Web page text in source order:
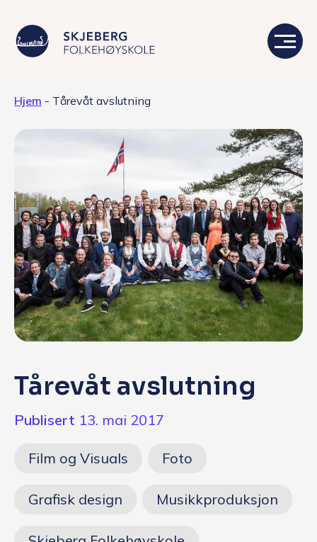
Livet på skolen
Skolen
Kontakt
Valgfag
Siste nytt
Q&A
English
Søk i dag
Hjem - Tårevåt avslutning
Tårevåt avslutning
Publisert 13. mai 2017
Film og Visuals Foto
Grafisk design Musikkproduksjon